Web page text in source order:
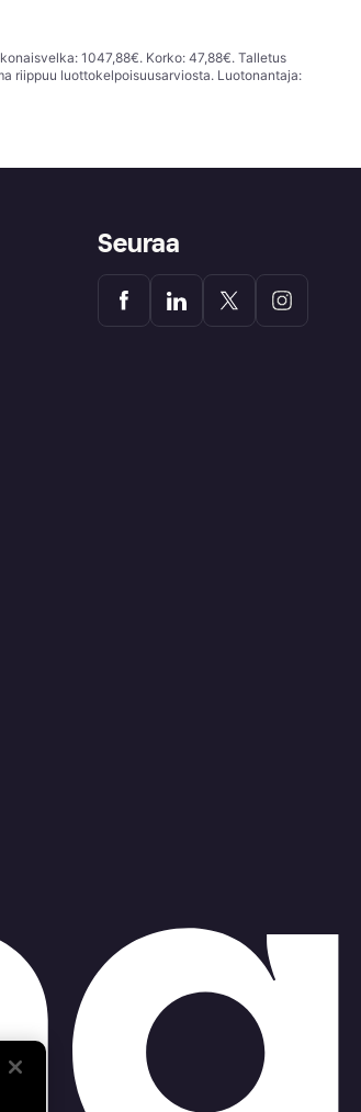
1047,88€. Korko: 47,88€. Talletus
riippuu luottokelpoisuusarviosta. Luotonantaja:
Seuraa